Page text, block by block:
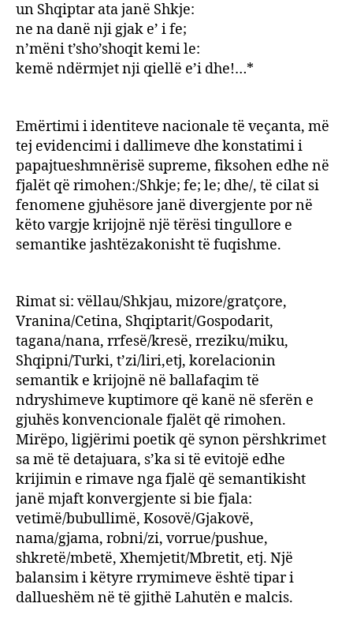
un Shqiptar ata janë Shkje:
ne na danë nji gjak e’ i fe;
n’mëni t’sho’shoqit kemi le:
kemë ndërmjet nji qiellë e’i dhe!…*
Emërtimi i identiteve nacionale të veçanta, më
tej evidencimi i dallimeve dhe konstatimi i
papajtueshmnërisë supreme, fiksohen edhe në
fjalët që rimohen:/Shkje; fe; le; dhe/, të cilat si
fenomene gjuhësore janë divergjente por në
këto vargje krijojnë një tërësi tingullore e
semantike jashtëzakonisht të fuqishme.
Rimat si: vëllau/Shkjau, mizore/gratçore,
Vranina/Cetina, Shqiptarit/Gospodarit,
tagana/nana, rrfesë/kresë, rreziku/miku,
Shqipni/Turki, t’zi/liri,etj, korelacionin
semantik e krijojnë në ballafaqim të
ndryshimeve kuptimore që kanë në sferën e
gjuhës konvencionale fjalët që rimohen.
Mirëpo, ligjërimi poetik që synon përshkrimet
sa më të detajuara, s’ka si të evitojë edhe
krijimin e rimave nga fjalë që semantikisht
janë mjaft konvergjente si bie fjala:
vetimë/bubullimë, Kosovë/Gjakovë,
nama/gjama, robni/zi, vorrue/pushue,
shkretë/mbetë, Xhemjetit/Mbretit, etj. Një
balansim i këtyre rrymimeve është tipar i
dallueshëm në të gjithë Lahutën e malcis.